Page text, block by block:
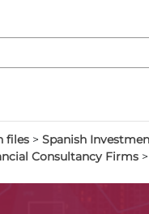
files > Spanish
Consultancy Firms >